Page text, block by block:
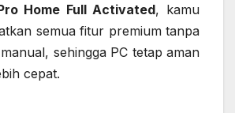
Home Full Activated, kamu
semua fitur premium tanpa
sehingga PC tetap aman
cepat.